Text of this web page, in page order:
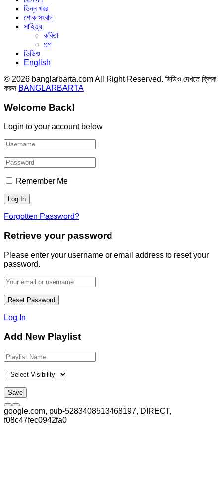
ভিন্ন খবর
শোক সংবাদ
সাহিত্য
কবিতা
গল্প
ভিডিও
English
© 2026 banglarbarta.com All Right Reserved. ভিডিও দেখতে ক্লিক
করুন BANGLARBARTA
Welcome Back!
Login to your account below
Remember Me
Forgotten Password?
Retrieve your password
Please enter your username or email address to reset your
password.
Log In
Add New Playlist
google.com, pub-5283408513468197, DIRECT,
f08c47fec0942fa0